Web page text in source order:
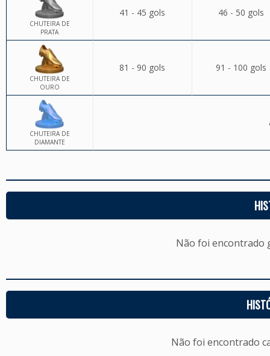
CHUTEIRA DE
PRATA
41 - 45 gols 46 - 50 gols
CHUTEIRA DE
OURO
81 - 90 gols 91 - 100 gols
CHUTEIRA DE
DIAMANTE
Não foi encontrado
Não foi encontrado